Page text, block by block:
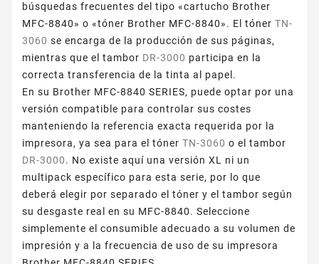
búsquedas frecuentes del tipo «cartucho Brother
MFC-8840» o «tóner Brother MFC-8840». El tóner TN-
3060 se encarga de la producción de sus páginas,
mientras que el tambor DR-3000 participa en la
correcta transferencia de la tinta al papel.
En su Brother MFC-8840 SERIES, puede optar por una
versión compatible para controlar sus costes
manteniendo la referencia exacta requerida por la
impresora, ya sea para el tóner TN-3060 o el tambor
DR-3000. No existe aquí una versión XL ni un
multipack específico para esta serie, por lo que
deberá elegir por separado el tóner y el tambor según
su desgaste real en su MFC-8840. Seleccione
simplemente el consumible adecuado a su volumen de
impresión y a la frecuencia de uso de su impresora